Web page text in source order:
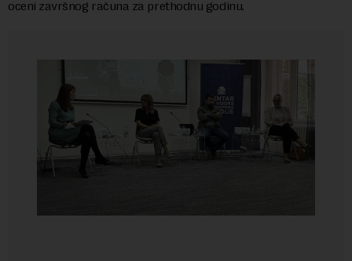
oceni završnog računa za prethodnu godinu.